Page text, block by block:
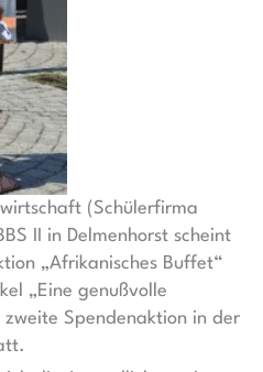
(Schülerfirma
II in Delmenhorst scheint
„Afrikanisches Buffet“
„Eine genußvolle
Spendenaktion in der